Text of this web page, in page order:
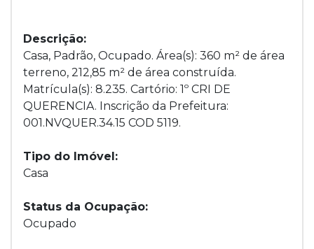
Descrição:
Casa, Padrão, Ocupado. Área(s): 360 m² de área
terreno, 212,85 m² de área construída.
Matrícula(s): 8.235. Cartório: 1º CRI DE
QUERENCIA. Inscrição da Prefeitura:
001.NVQUER.34.15 COD 5119.
Tipo do Imóvel:
Casa
Status da Ocupação:
Ocupado